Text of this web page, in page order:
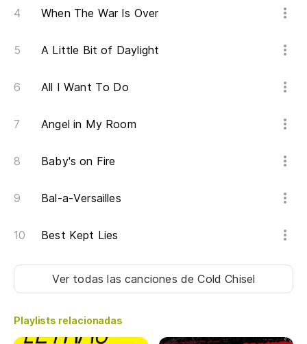
When The War Is Over
A Little Bit of Daylight
All I Want To Do
Angel in My Room
Baby's on Fire
Bal-a-Versailles
Best Kept Lies
Ver todas las canciones de Cold Chisel
Playlists relacionadas